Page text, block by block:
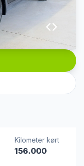
Kilometer kørt
156.000